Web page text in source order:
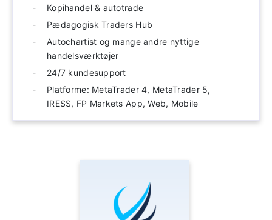
Kopihandel & autotrade
Pædagogisk Traders Hub
Autochartist og mange andre nyttige
handelsværktøjer
24/7 kundesupport
Platforme: MetaTrader 4, MetaTrader 5,
IRESS, FP Markets App, Web, Mobile